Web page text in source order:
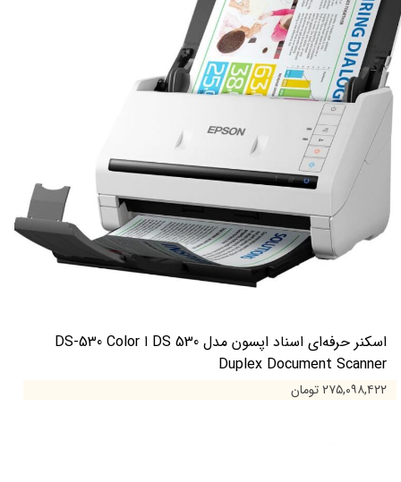
اسکنر حرفه‌ای اسناد اپسون مدل DS 530 ا DS-530 Color
Duplex Document Scanner
۲۷۵,۰۹۸,۴۲۲ تومان